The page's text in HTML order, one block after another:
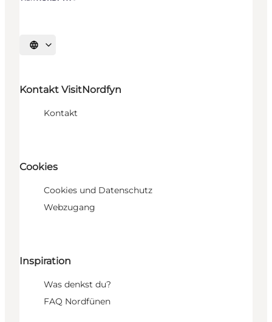
Sprache auswählen
Kontakt VisitNordfyn
Kontakt
Cookies
Cookies und Datenschutz
Webzugang
Inspiration
Was denkst du?
FAQ Nordfünen